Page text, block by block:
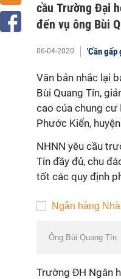
cầu Trường Đại
đến vụ ông Bùi
06-04-2020 'Cần gấp
Văn bản nhắc lại
Bùi Quang Tín,
cao của chung cư
Phước Kiển,
NHNN yêu cầu
Tín đầy đủ, chu
tốt các quy định
Ông Bùi Quang Tín
Trường ĐH Ngân